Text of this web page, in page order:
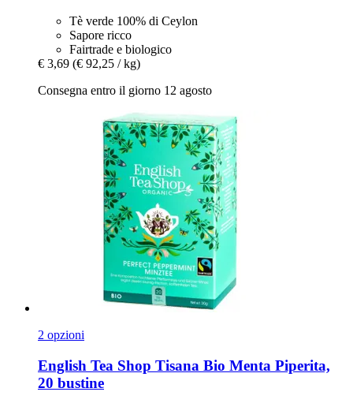
Tè verde 100% di Ceylon
Sapore ricco
Fairtrade e biologico
€ 3,69 (€ 92,25 / kg)
Consegna entro il giorno 12 agosto
2 opzioni
English Tea Shop Tisana Bio Menta Piperita,
20 bustine